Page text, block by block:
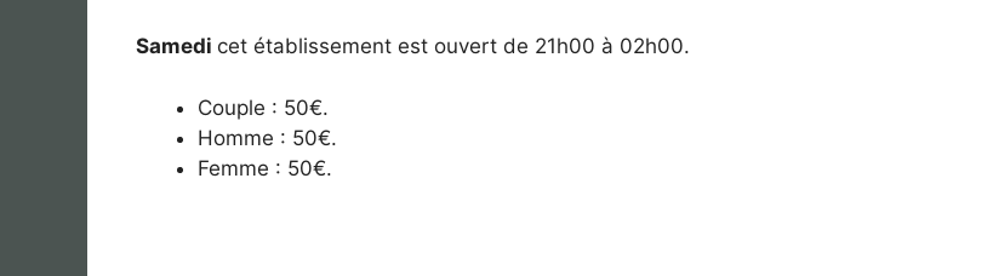
Samedi cet établissement est ouvert de 21h00 à 02h00.
Couple : 50€.
Homme : 50€.
Femme : 50€.